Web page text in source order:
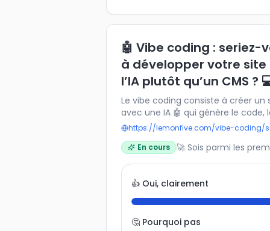
🤖 Vibe coding : seriez-
à développer votre site
l’IA plutôt qu’un CMS ?
Le vibe coding consiste à créer un
avec une IA 🤖 qui génère le code,
fonctionnalités à la demande.
classiques comme WordPress ou
implique aussi une nouvelle
digital. Seriez-vous prêt à adopter
créer un site web ? 🌐✨
https://lemonfive.com/vibe-coding/
En cours
🚀 Sois parmi les
👍 Oui, clairement
🤔 Pourquoi pas